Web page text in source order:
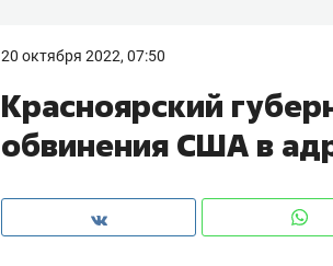
20 октября 2022, 07:50
Красноярский
обвинения США в